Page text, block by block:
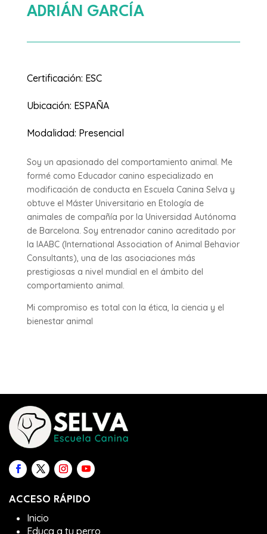
ADRIÁN GARCÍA
Certificación: ESC
Ubicación: ESPAÑA
Modalidad: Presencial
Soy un apasionado del comportamiento animal. Me
formé como Educador canino especializado en
modificación de conducta en Escuela Canina Selva y
obtuve el Máster Universitario en Etología de
animales de compañía por la Universidad Autónoma
de Barcelona. Soy entrenador canino acreditado por
la IAABC (International Association of Animal Behavior
Consultants), una de las asociaciones más
prestigiosas a nivel mundial en el ámbito del
comportamiento animal.
Mi compromiso es total con la ética, la ciencia y el
bienestar animal
ACCESO RÁPIDO
Inicio
Educa a tu perro